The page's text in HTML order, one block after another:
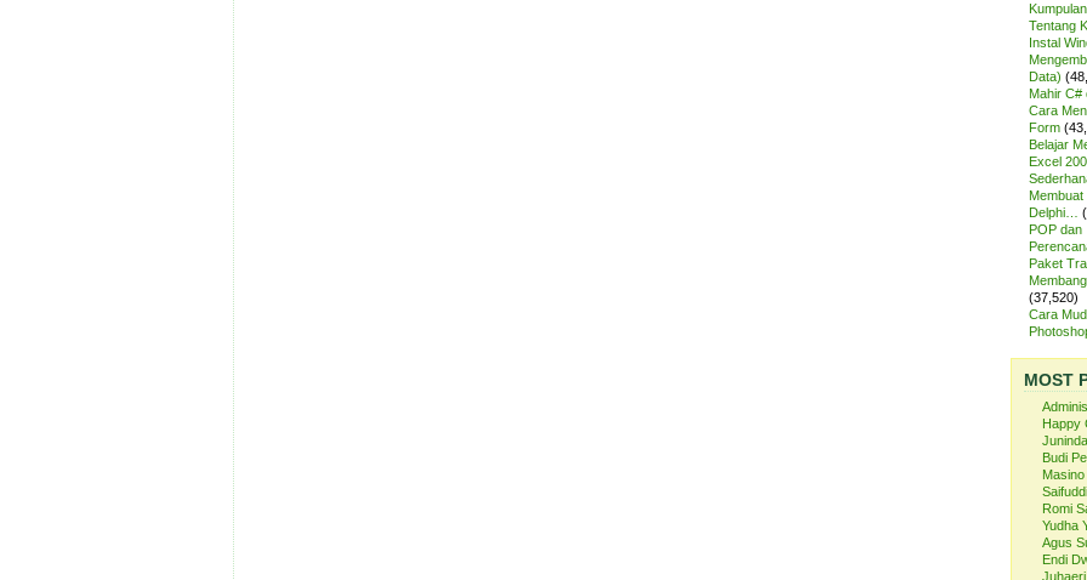
Tentang
Instal
Data)
Mahir C#
Cara
Form
Belajar
Excel
Delphi…
POP dan
Paket
(37,520)
Cara
MOST
Happy
Budi
Romi
Yudha
Agus
Endi